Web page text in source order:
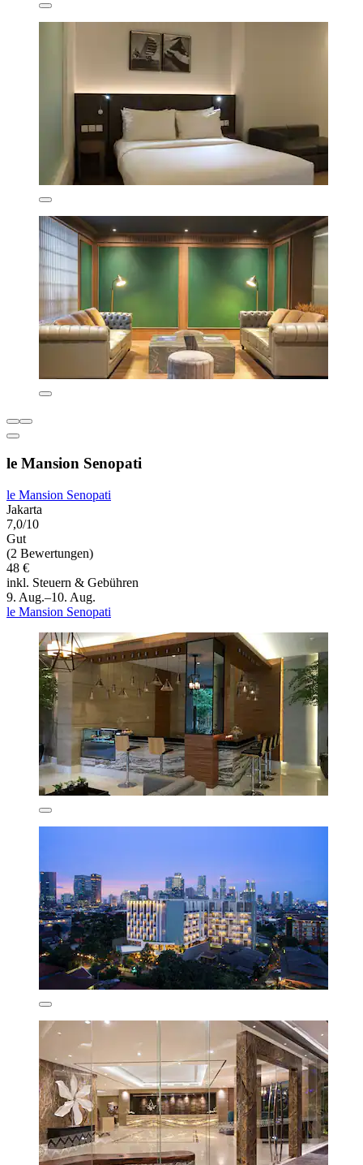
le Mansion Senopati
le Mansion Senopati
Jakarta
7,0/10
Gut
(2 Bewertungen)
48 €
inkl. Steuern & Gebühren
9. Aug.–10. Aug.
le Mansion Senopati